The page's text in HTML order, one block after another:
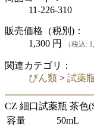
11-226-310
販売価格（税別)：
1,300 円 （税込:
関連カテゴリ：
びん類 > 試薬
CZ 細口試薬瓶 茶色
容量
50mL